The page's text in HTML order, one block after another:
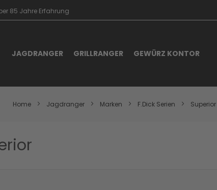
85 Jahre Erfahrung
JAGDRANGER GRILLRANGER GEWÜRZ KONTOR
Home Jagdranger Marken F.Dick Serien Superior